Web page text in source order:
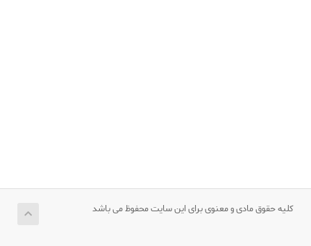
کلیه حقوق مادی و معنوی برای این سایت محفوظ می باشد